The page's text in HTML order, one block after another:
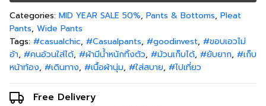
Categories: MID YEAR SALE 50%, Pants & Bottoms, Pleat
Pants, Wide Pants
Tags: #casualchic, #Casualpants, #goodinvest, #ขอบเอวไม่
อ้า, #คนอ้วนใส่ได้, #ผ้ามีน้ำหนักทิ้งตัว, #ม้วนเก็บได้, #ยับยาก, #เก็บ
หน้าท้อง, #เดินทาง, #เนื้อผ้านุ่ม, #ใส่สบาย, #ไปเที่ยว
Free Delivery